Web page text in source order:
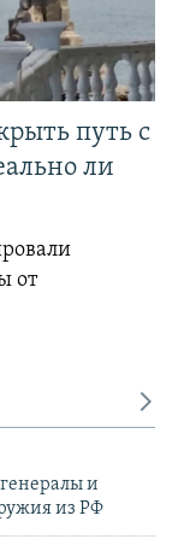
путь с
ли
от
и
из РФ